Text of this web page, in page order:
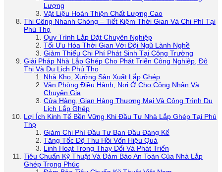
Lượng
Vật Liệu Hoàn Thiện Chất Lượng Cao
Thi Công Nhanh Chóng – Tiết Kiệm Thời Gian Và Chi Phí Tại
Phú Thọ
Quy Trình Lắp Đặt Chuyên Nghiệp
Tối Ưu Hóa Thời Gian Với Đội Ngũ Lành Nghề
Giảm Thiểu Chi Phí Phát Sinh Tại Công Trường
Giải Pháp Nhà Lắp Ghép Cho Phát Triển Công Nghiệp, Đô
Thị Và Du Lịch Phú Thọ
Nhà Kho, Xưởng Sản Xuất Lắp Ghép
Văn Phòng Điều Hành, Nơi Ở Cho Công Nhân Và
Chuyên Gia
Cửa Hàng, Gian Hàng Thương Mại Và Công Trình Du
Lịch Lắp Ghép
Lợi Ích Kinh Tế Bền Vững Khi Đầu Tư Nhà Lắp Ghép Tại Phú
Thọ
Giảm Chi Phí Đầu Tư Ban Đầu Đáng Kể
Tăng Tốc Độ Thu Hồi Vốn Hiệu Quả
Linh Hoạt Trong Thay Đổi Và Phát Triển
Tiêu Chuẩn Kỹ Thuật Và Đảm Bảo An Toàn Của Nhà Lắp
Ghép Trọng Phúc